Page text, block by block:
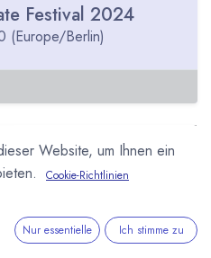
Festival 2024
(Europe/Berlin)
NOV
Website, um Ihnen ein
Cookie-Richtlinien
Nur essentielle Ich stimme zu